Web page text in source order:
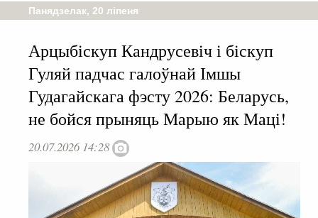
Панядзелак, 20 ліпеня
Арцыбіскуп Кандрусевіч і біскуп
Гуляй падчас галоўнай Імшы
Гудагайскага фэсту 2026: Беларусь,
не бойся прыняць Марыю як Маці!
20.07.2026 14:28